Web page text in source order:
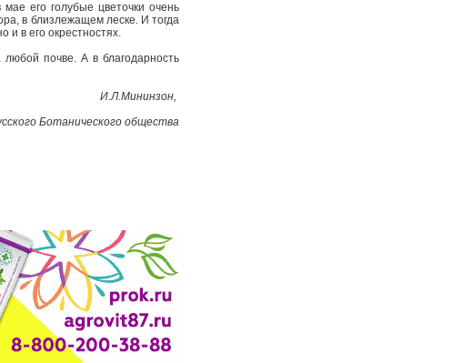
его голубые цветочки очень
в близлежащем леске. И тогда
и в его окрестностях.
любой почве. А в благодарность
И.Л.Мининзон,
Ботанического общества